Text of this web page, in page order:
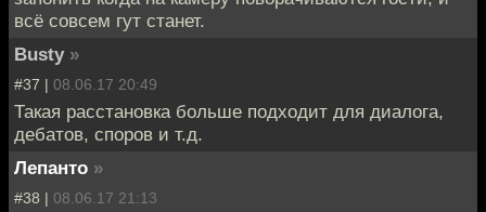
всё совсем гут станет.
Busty »
#37 | 08.06.17 20:49
Такая расстановка больше подходит для диалога,
дебатов, споров и т.д.
Лепанто »
#38 | 08.06.17 21:13